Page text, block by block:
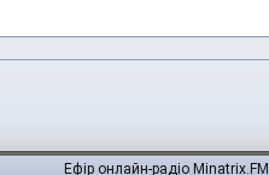
Ефір онлайн-радіо Minatrix.FM